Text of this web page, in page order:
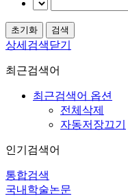
상세검색닫기
최근검색어
최근검색어 옵션
전체삭제
자동저장끄기
인기검색어
통합검색
국내학술논문